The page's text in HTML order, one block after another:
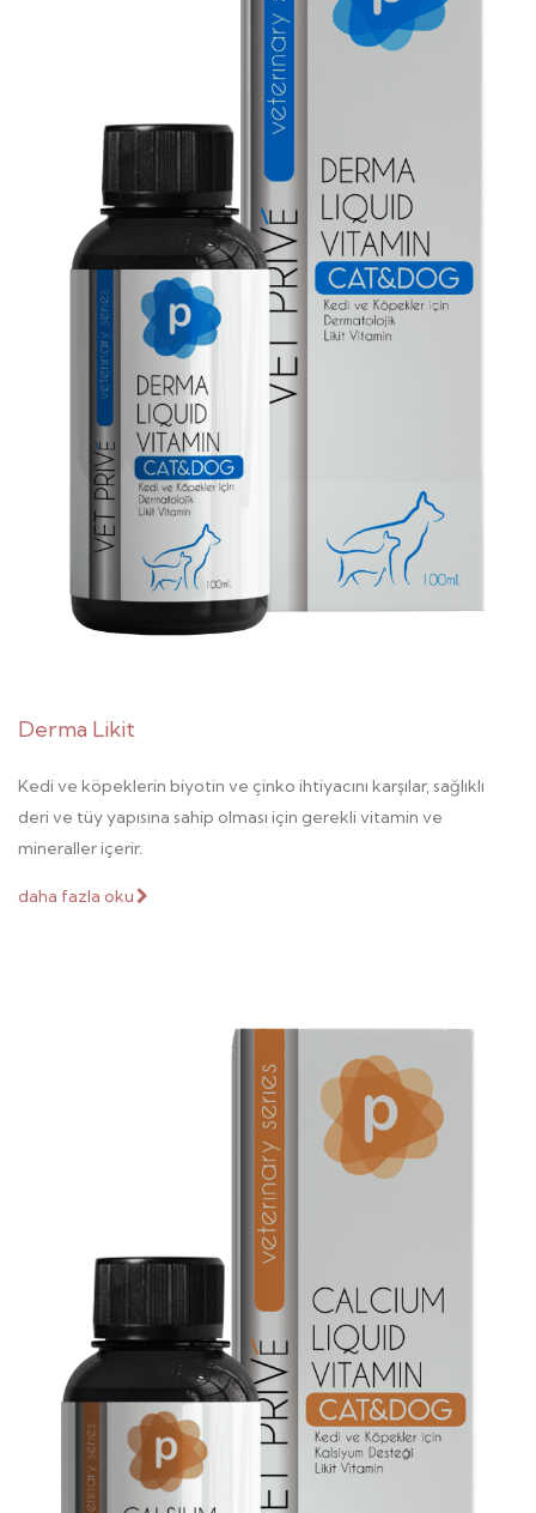
Derma Likit
Kedi ve köpeklerin biyotin ve çinko ihtiyacını karşılar, sağlıklı
deri ve tüy yapısına sahip olması için gerekli vitamin ve
mineraller içerir.
daha fazla oku